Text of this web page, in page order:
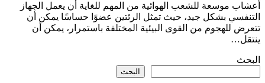
أعشاب موسعة للشعب الهوائية من المهم للغاية أن يعمل الجهاز
التنفسي بشكل جيد، حيث تمثل الرئتين عضوًا حساسًا يمكن أن
تتعرض للهجوم من القوى البيئية المختلفة باستمرار، يمكن أن
ينتقل…
البحث
البحث